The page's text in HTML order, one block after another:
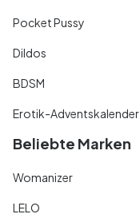
Pocket Pussy
Dildos
BDSM
Erotik-Adventskalender
Beliebte Marken
Womanizer
LELO